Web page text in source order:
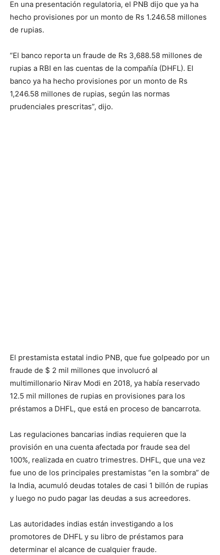
En una presentación regulatoria, el PNB dijo que ya ha
hecho provisiones por un monto de Rs 1.246.58 millones
de rupias.
“El banco reporta un fraude de Rs 3,688.58 millones de
rupias a RBI en las cuentas de la compañía (DHFL). El
banco ya ha hecho provisiones por un monto de Rs
1,246.58 millones de rupias, según las normas
prudenciales prescritas”, dijo.
El prestamista estatal indio PNB, que fue golpeado por un
fraude de $ 2 mil millones que involucró al
multimillonario Nirav Modi en 2018, ya había reservado
12.5 mil millones de rupias en provisiones para los
préstamos a DHFL, que está en proceso de bancarrota.
Las regulaciones bancarias indias requieren que la
provisión en una cuenta afectada por fraude sea del
100%, realizada en cuatro trimestres. DHFL, que una vez
fue uno de los principales prestamistas “en la sombra” de
la India, acumuló deudas totales de casi 1 billón de rupias
y luego no pudo pagar las deudas a sus acreedores.
Las autoridades indias están investigando a los
promotores de DHFL y su libro de préstamos para
determinar el alcance de cualquier fraude.